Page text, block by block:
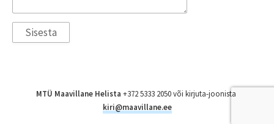
MTÜ Maavillane Helista +372 5333 2050 või kirjuta-joonista
kiri@maavillane.ee